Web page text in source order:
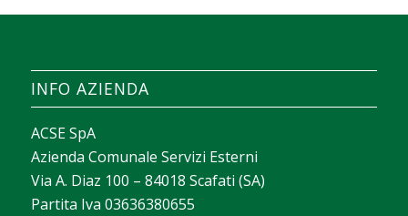
INFO AZIENDA
ACSE SpA
Azienda Comunale Servizi Esterni
Via A. Diaz 100 – 84018 Scafati (SA)
Partita Iva 03636380655